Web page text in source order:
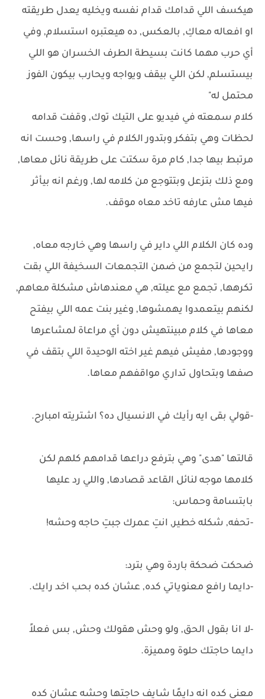
هيكسف اللي قدامك قدام نفسه ويخليه يعدل طريقته
او افعاله معاكِ, بالعكس, ده هيعتبره استسلام, وفي
أي حرب مهما كانت بسيطة الطرف الخسران هو اللي
بيستسلم, لكن اللي بيقف ويواجه ويحارب بيكون الفوز
محتمل له"
كلام سمعته في فيديو على التيك توك, وقفت قدامه
لحظات وهي بتفكر وبتدور الكلام في راسها, وحست انه
مرتبط بيها جدا, كام مرة سكتت على طريقة نائل معاها,
ومع ذلك بتزعل وبتتوجع من كلامه لها, ورغم انه بيأثر
فيها مش عارفه تاخد معاه موقف.
وده كان الكلام اللي داير في راسها وهي خارجه معاه,
رايحين لتجمع من ضمن التجمعات السخيفة اللي بقت
تكرهها, تجمع مع عيلته, هي معندهاش مشكلة معاهم,
لكنهم بيتعمدوا يهمشوها, وغير بنت عمه اللي بيفتح
معاها في كلام مبينتهيش دون أي مراعاة لمشاعرها
ووجودها, مفيش فيهم غير اخته الوحيدة اللي بتقف في
صفها وبتحاول تداري مواقفهم معاها.
-قولي بقى ايه رأيك في الانسيال ده؟ اشتريته امبارح.
قالتها "هدى" وهي بترفع دراعها قدامهم كلهم لكن
كلامها موجه لنائل القاعد قصادها, واللي رد عليها
بابتسامة وحماس:
-تحفه, شكله خطير, انتِ عمرك جبتِ حاجه وحشه!
ضحكت ضحكة باردة وهي بترد:
-دايما رافع معنوياتي كده, عشان كده بحب اخد رايك.
-لا انا بقول الحق, ولو وحش هقولك وحش, بس فعلاً
دايما حاجتك حلوة ومميزة.
معنى كده انه دايمًا شايف حاجتها وحشه عشان كده